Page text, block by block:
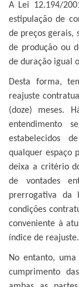
A Lei 12.194/
estipulação de
de preços gerais,
de produção ou
de duração igual
Desta forma,
reajuste
(doze) meses.
entendimento
estabelecidos
qualquer espaço
deixa a critério
de vontades
prerrogativa da
condições
conveniente à
índice de reajuste.
No entanto,
cumprimento